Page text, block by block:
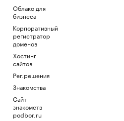
Облако для
бизнеса
Корпоративный
регистратор
доменов
Хостинг
сайтов
Рег.решения
Знакомства
Сайт
знакомств
podbor.ru